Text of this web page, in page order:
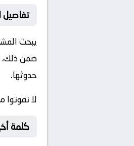
تفاصيل
يبحث
ضمن ذلك،
حدوثها.
لا تفوتوا
كلمة